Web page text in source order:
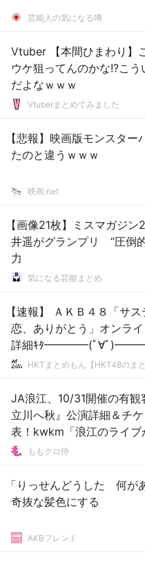
芸能人の気になる噂
Vtuber 【本間ひまわり】
ウケ狙ってんのかな!?こう
だよなｗｗｗ
Vtuberまとめてみました
【悲報】映画版モンスター
たのと違うｗｗｗ
映画.net
【画像21枚】ミスマガジ
井遥がグランプリ “圧倒
力
気になる芸能まとめ
【速報】 ＡＫＢ４８「サ
恋、ありがとう」オンラ
詳細ｷﾀ━━━━(ﾟ∀ﾟ
HKTまとめもん【HKT48のまと
JA浪江、10/31開催の有観
立川へ秋』公演詳細＆チ
表！kwkm「浪江のライブ
ね」ももクロ侍
「りっせんどうした 何が
奇抜な髪色にする
AKBフレンド